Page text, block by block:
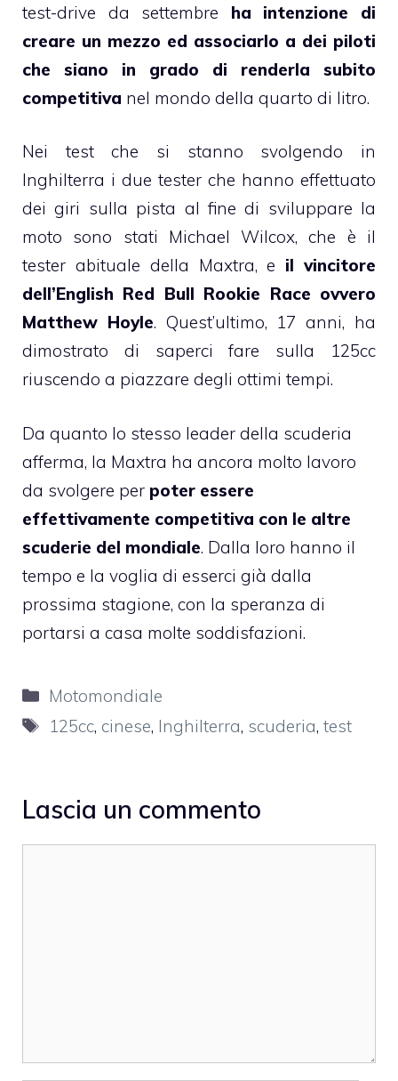
test-drive da settembre ha intenzione di
creare un mezzo ed associarlo a dei piloti
che siano in grado di renderla subito
competitiva nel mondo della quarto di litro.
Nei test che si stanno svolgendo in
Inghilterra i due tester che hanno effettuato
dei giri sulla pista al fine di sviluppare la
moto sono stati Michael Wilcox, che è il
tester abituale della Maxtra, e il vincitore
dell’English Red Bull Rookie Race ovvero
Matthew Hoyle. Quest’ultimo, 17 anni, ha
dimostrato di saperci fare sulla 125cc
riuscendo a piazzare degli ottimi tempi.
Da quanto lo stesso leader della scuderia
afferma, la Maxtra ha ancora molto lavoro
da svolgere per poter essere
effettivamente competitiva con le altre
scuderie del mondiale. Dalla loro hanno il
tempo e la voglia di esserci già dalla
prossima stagione, con la speranza di
portarsi a casa molte soddisfazioni.
Categorie
Motomondiale
Tag
125cc, cinese, Inghilterra, scuderia,test
Lascia un commento